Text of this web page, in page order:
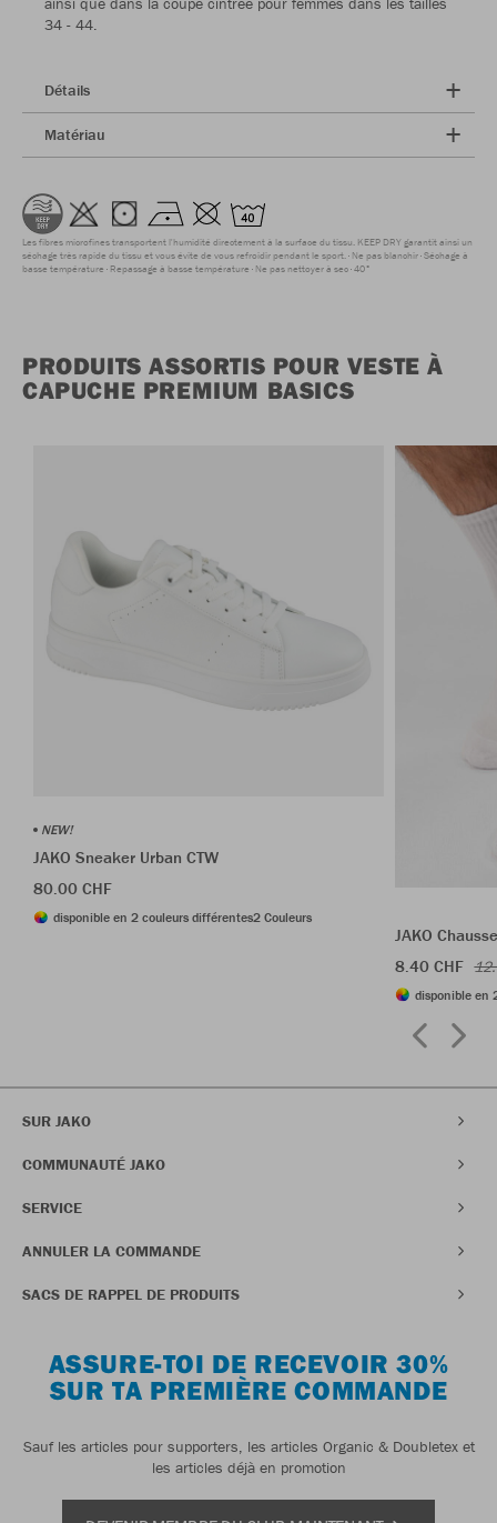
34 - 44.
Détails
Matériau
Les fibres microfines transportent l'humidité directement à la surface du tissu. KEEP DRY garantit ainsi un
séchage très rapide du tissu et vous évite de vous refroidir pendant le sport. Ne pas blanchir Séchage à
basse température Repassage à basse température Ne pas nettoyer à sec 40°
PRODUITS ASSORTIS POUR VESTE À
CAPUCHE PREMIUM BASICS
NEW!
JAKO Sneaker Urban CTW
80.00 CHF
disponible en 2 couleurs différentes2 Couleurs
JAKO
8.40 CHF
disponible en
SUR JAKO
COMMUNAUTÉ JAKO
SERVICE
ANNULER LA COMMANDE
SACS DE RAPPEL DE PRODUITS
ASSURE-TOI DE RECEVOIR 30%
SUR TA PREMIÈRE COMMANDE
Sauf les articles pour supporters, les articles Organic & Doubletex et
les articles déjà en promotion